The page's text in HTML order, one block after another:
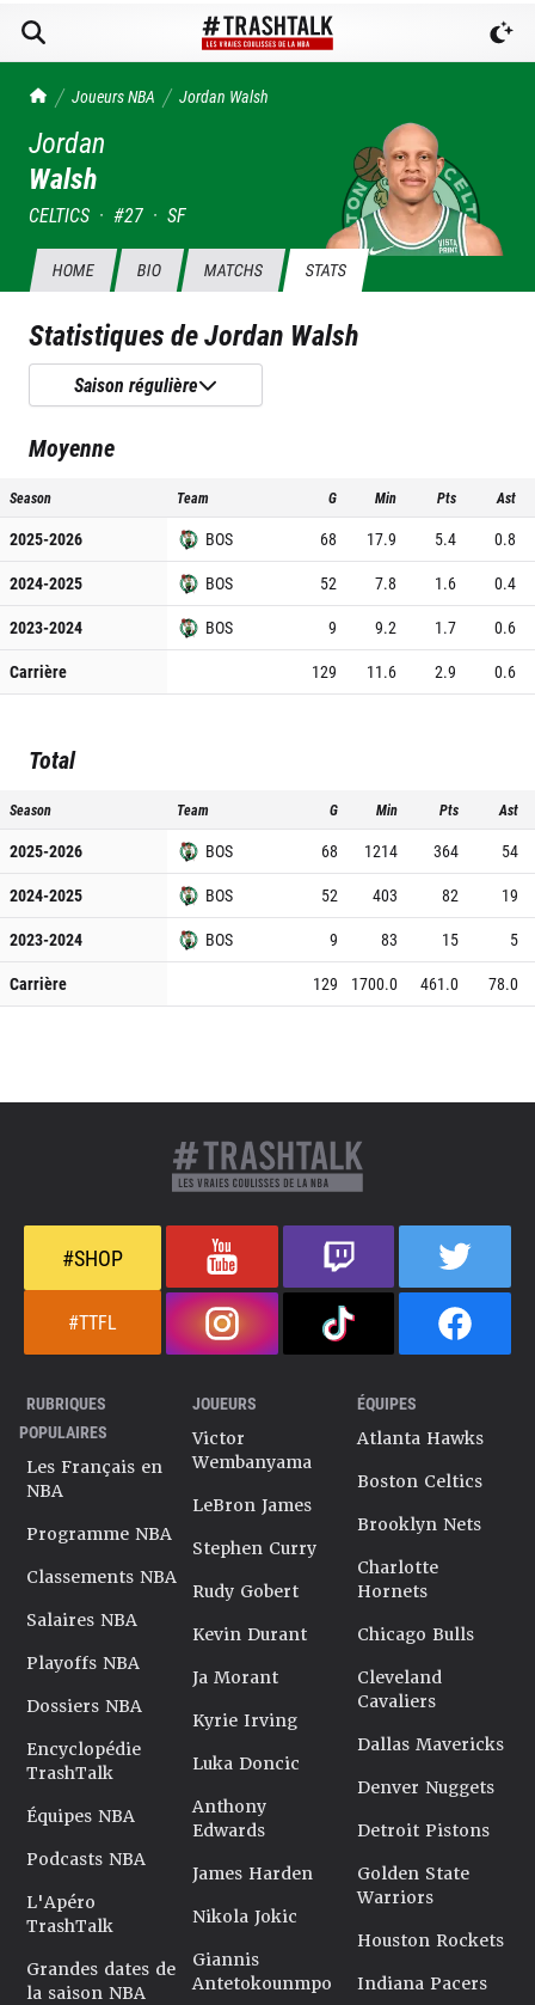
TrashTalk Actu NBA
Joueurs NBA Jordan Walsh
Jordan
Walsh
CELTICS · #27 · SF
HOME BIO MATCHS STATS
Statistiques deJordan Walsh
Saison régulière
Moyenne
Season Team G Min Pts Ast
2025-2026 BOS 68 17.9 5.4
0.8
2024-2025
BOS 52 7.8 1.6
0.4
2023-2024
BOS 9 9.2 1.7
0.6
Carrière
129 11.6 2.9 0.6
Total
Season Team G Min Pts Ast
2025-2026 BOS 68 1214 364
54
2024-2025
BOS 52 403 82
19
2023-2024
BOS 9 83 15
5
Carrière
129 1700.0 461.0 78.0
#SHOP
#TTFL
RUBRIQUES
POPULAIRES
Les Français en
NBA
Programme NBA
Classements NBA
Salaires NBA
Playoffs NBA
Dossiers NBA
Encyclopédie
TrashTalk
Équipes NBA
Podcasts NBA
L'Apéro
TrashTalk
Grandes dates de
la saison NBA
JOUEURS
Victor
Wembanyama
LeBron James
Stephen Curry
Rudy Gobert
Kevin Durant
Ja Morant
Kyrie Irving
Luka Doncic
Anthony
Edwards
James Harden
Nikola Jokic
Giannis
Antetokounmpo
ÉQUIPES
Atlanta Hawks
Boston Celtics
Brooklyn Nets
Charlotte
Hornets
Chicago Bulls
Cleveland
Cavaliers
Dallas Mavericks
Denver Nuggets
Detroit Pistons
Golden State
Warriors
Houston Rockets
Indiana Pacers